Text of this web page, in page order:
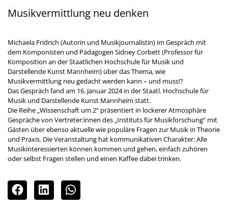
Musikvermittlung neu denken
Michaela Fridrich (Autorin und Musikjournalistin) im Gespräch mit
dem Komponisten und Pädagogen Sidney Corbett (Professor für
Komposition an der Staatlichen Hochschule für Musik und
Darstellende Kunst Mannheim) über das Thema, wie
Musikvermittlung neu gedacht werden kann – und muss!?
Das Gespräch fand am 16. Januar 2024 in der Staatl. Hochschule für
Musik und Darstellende Kunst Mannheim statt.
Die Reihe „Wissenschaft um 2“ präsentiert in lockerer Atmosphäre
Gespräche von Vertreter:innen des „Instituts für Musikforschung“ mit
Gästen über ebenso aktuelle wie populäre Fragen zur Musik in Theorie
und Praxis. Die Veranstaltung hat kommunikativen Charakter: Alle
Musikinteressierten können kommen und gehen, einfach zuhören
oder selbst Fragen stellen und einen Kaffee dabei trinken.